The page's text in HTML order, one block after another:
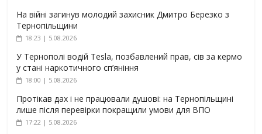
На війні загинув молодий захисник Дмитро Березко з
Тернопільщини
18:23 | 5.08.2026
У Тернополі водій Tesla, позбавлений прав, сів за кермо
у стані наркотичного сп’яніння
18:00 | 5.08.2026
Протікав дах і не працювали душові: на Тернопільщині
лише після перевірки покращили умови для ВПО
17:22 | 5.08.2026